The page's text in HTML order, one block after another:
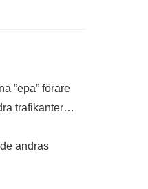
”epa” förare
trafikanter…
andras